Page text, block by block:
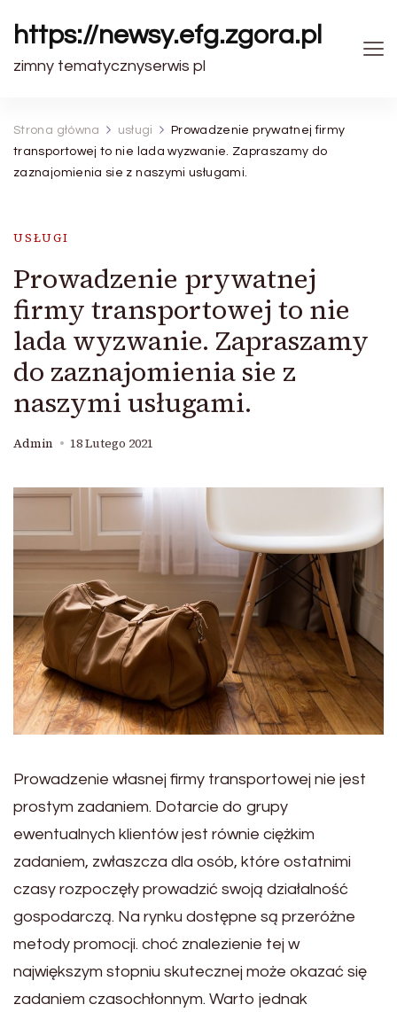
https://newsy.efg.zgora.pl
zimny tematycznyserwis pl
Strona główna usługi
Prowadzenie prywatnej firmy
transportowej to nie lada wyzwanie. Zapraszamy do
zaznajomienia sie z naszymi usługami.
USŁUGI
Prowadzenie prywatnej
firmy transportowej to nie
lada wyzwanie. Zapraszamy
do zaznajomienia sie z
naszymi usługami.
Admin 18 Lutego 2021
Prowadzenie własnej firmy transportowej nie jest
prostym zadaniem. Dotarcie do grupy
ewentualnych klientów jest równie ciężkim
zadaniem, zwłaszcza dla osób, które ostatnimi
czasy rozpoczęły prowadzić swoją działalność
gospodarczą. Na rynku dostępne są przeróżne
metody promocji. choć znalezienie tej w
największym stopniu skutecznej może okazać się
zadaniem czasochłonnym. Warto jednak